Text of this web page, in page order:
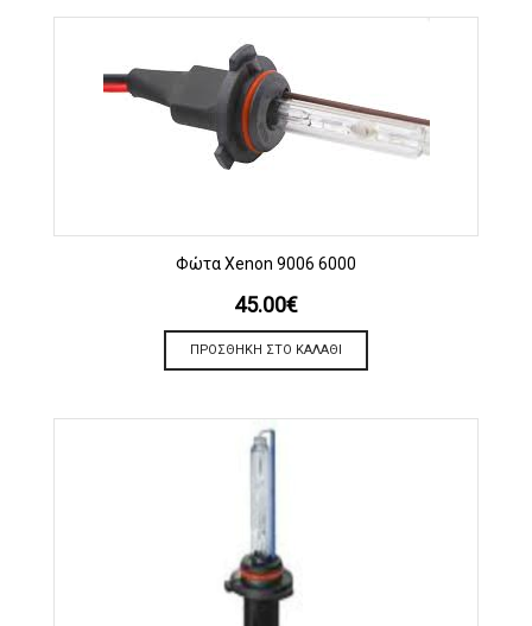
Φώτα Xenon 9006 6000
45.00€
ΠΡΟΣΘΉΚΗ ΣΤΟ ΚΑΛΆΘΙ